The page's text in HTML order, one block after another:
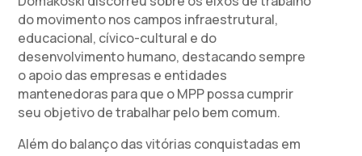
do movimento nos campos infraestrutural,
educacional, cívico-cultural e do
desenvolvimento humano, destacando sempre
o apoio das empresas e entidades
mantenedoras para que o MPP possa cumprir
seu objetivo de trabalhar pelo bem comum.
Além do balanço das vitórias conquistadas em